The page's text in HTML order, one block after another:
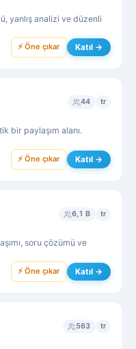
yanlış analizi ve düzenli
⚡ Öne çıkar Katıl →
44 tr
bir paylaşım alanı.
⚡ Öne çıkar Katıl →
6,1 B tr
soru çözümü ve
⚡ Öne çıkar Katıl →
563 tr